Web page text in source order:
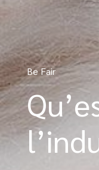
Be Fair